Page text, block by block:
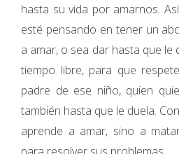
hasta su vida por amarnos.
esté pensando en tener un
a amar, o sea dar hasta que le
tiempo libre, para que
padre de ese niño, quien
también hasta que le duela.
aprende a amar, sino a